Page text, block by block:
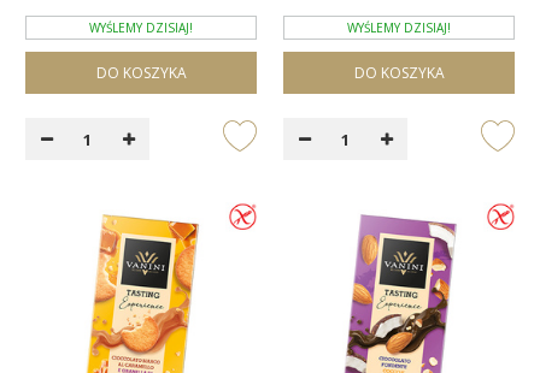
WYŚLEMY DZISIAJ!
DO KOSZYKA
WYŚLEMY DZISIAJ!
DO KOSZYKA